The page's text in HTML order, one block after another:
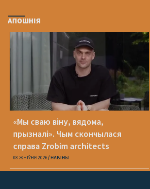
АПОШНІЯ
«Мы сваю віну, вядома,
прызналі». Чым скончылася
справа Zrobim architects
08 ЖНІЎНЯ 2026 НАВІНЫ